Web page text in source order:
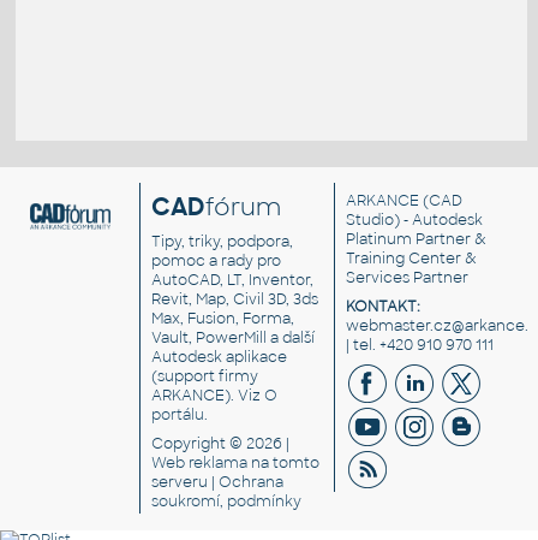
CADfórum
Tipy, triky, podpora,
pomoc a rady pro
AutoCAD, LT, Inventor,
Revit, Map, Civil 3D, 3ds
Max, Fusion, Forma,
Vault, PowerMill a další
Autodesk aplikace
(support firmy
ARKANCE). VizO
portálu.
Copyright © 2026 |
Web reklama na tomto
serveru |Ochrana
soukromí, podmínky
ARKANCE (CAD
Studio) - Autodesk
Platinum Partner &
Training Center &
Services Partner
KONTAKT:
| tel. +420 910 970 111